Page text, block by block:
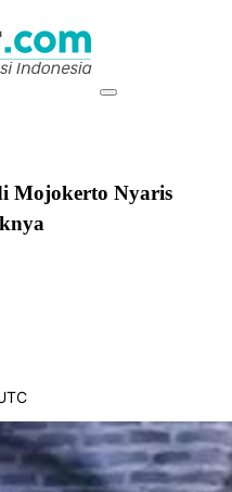
Mojokerto Nyaris